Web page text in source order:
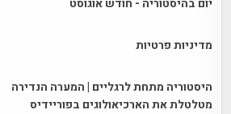
יום בהיסטוריה - חודש אוגוסט
מדיניות פרטיות
היסטוריה מתחת לרגליים | המערה הנדירה
מטלטלת את הארכיאולוגים בפוריידיס